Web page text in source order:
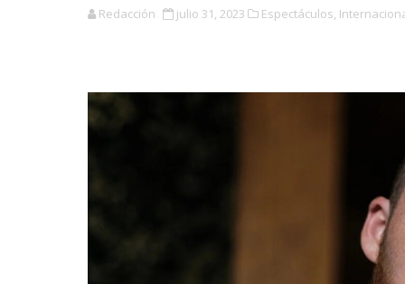
Redacción julio 31, 2023 Espectáculos,